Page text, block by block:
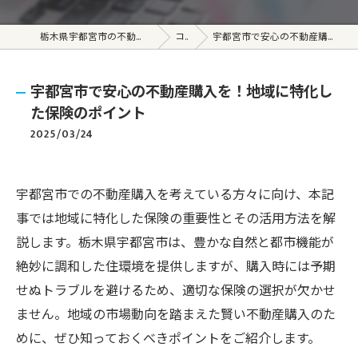
栃木県宇都宮市の不動産売買なら株式会社ジャスティス コラム 宇都宮市で安心の不動産購入を！地域に特化した保険のポイント
宇都宮市で安心の不動産購入を！地域に特化し
た保険のポイント
2025/03/24
宇都宮市での不動産購入を考えている方々に向け、本記
事では地域に特化した保険の重要性とその活用方法を解
説します。栃木県宇都宮市は、豊かな自然と都市機能が
絶妙に調和した住環境を提供しますが、購入時には予期
せぬトラブルを避けるため、適切な保険の選択が欠かせ
ません。地域の市場動向を踏まえた賢い不動産購入のた
めに、ぜひ知っておくべきポイントをご紹介します。